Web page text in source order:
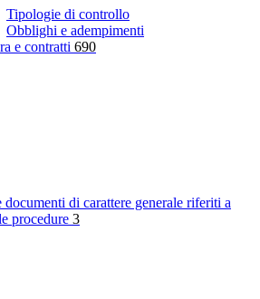
Tipologie di controllo
Obblighi e adempimenti
e contratti 690
documenti di carattere generale riferiti a
procedure 3